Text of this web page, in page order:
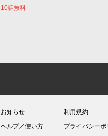
10話無料
お知らせ
ヘルプ／使い方
利用規約
プライバシーポ